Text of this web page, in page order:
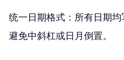
统一日期格式：所有日期均
避免中斜杠或日月倒置。